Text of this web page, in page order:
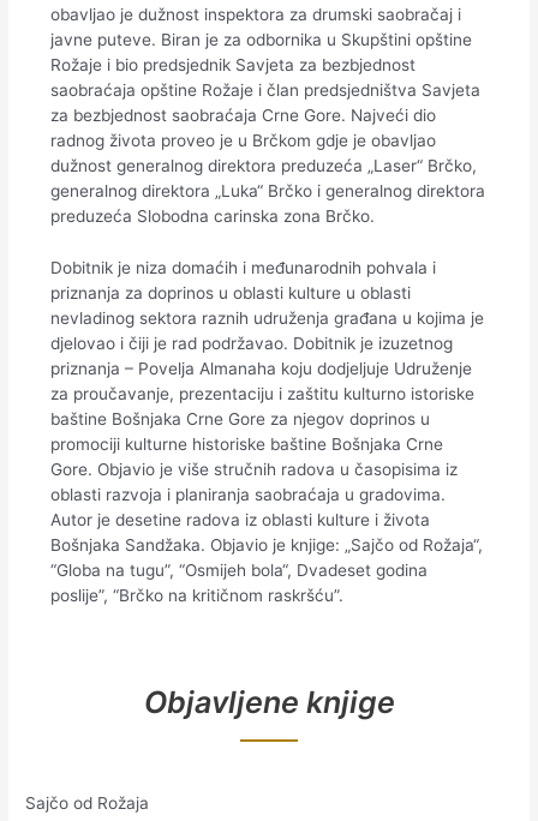
obavljao je dužnost inspektora za drumski saobračaj i
javne puteve. Biran je za odbornika u Skupštini opštine
Rožaje i bio predsjednik Savjeta za bezbjednost
saobraćaja opštine Rožaje i član predsjedništva Savjeta
za bezbjednost saobraćaja Crne Gore. Najveći dio
radnog života proveo je u Brčkom gdje je obavljao
dužnost generalnog direktora preduzeća „Laser“ Brčko,
generalnog direktora „Luka“ Brčko i generalnog direktora
preduzeća Slobodna carinska zona Brčko.
Dobitnik je niza domaćih i međunarodnih pohvala i
priznanja za doprinos u oblasti kulture u oblasti
nevladinog sektora raznih udruženja građana u kojima je
djelovao i čiji je rad podržavao. Dobitnik je izuzetnog
priznanja – Povelja Almanaha koju dodjeljuje Udruženje
za proučavanje, prezentaciju i zaštitu kulturno istoriske
baštine Bošnjaka Crne Gore za njegov doprinos u
promociji kulturne historiske baštine Bošnjaka Crne
Gore. Objavio je više stručnih radova u časopisima iz
oblasti razvoja i planiranja saobraćaja u gradovima.
Autor je desetine radova iz oblasti kulture i života
Bošnjaka Sandžaka. Objavio je knjige: „Sajčo od Rožaja“,
“Globa na tugu”, “Osmijeh bola“, Dvadeset godina
poslije”, “Brčko na kritičnom raskršću”.
Objavljene knjige
Sajčo od Rožaja